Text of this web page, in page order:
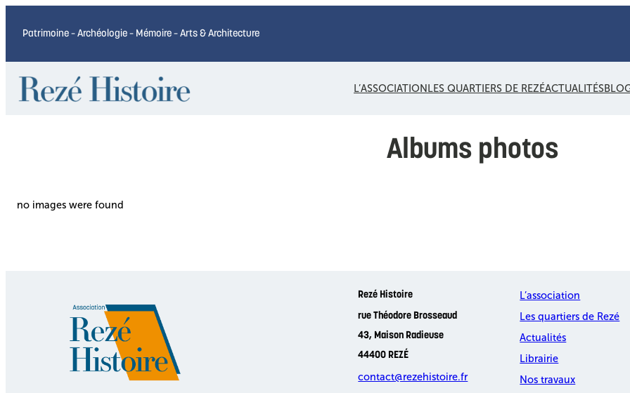
Patrimoine – Archéologie – Mémoire – Arts & Architecture
L’ASSOCIATIONLES QUARTIERS DE REZÉACTUALITÉS
Albums photos
no images were found
Rezé Histoire
rue Théodore Brosseaud
43, Maison Radieuse
44400 REZÉ
contact@rezehistoire.fr
L’association
Les quartiers de Rezé
Actualités
Librairie
Nos travaux